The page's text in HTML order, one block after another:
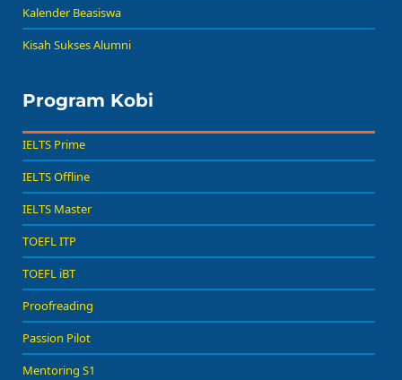
Kalender Beasiswa
Kisah Sukses Alumni
Program Kobi
IELTS Prime
IELTS Offline
IELTS Master
TOEFL ITP
TOEFL iBT
Proofreading
Passion Pilot
Mentoring S1